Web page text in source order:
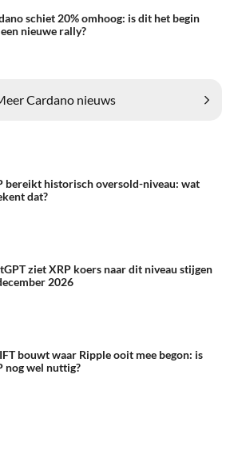
schiet 20% omhoog: is dit het begin
nieuwe rally?
Cardano nieuws
bereikt historisch oversold-niveau: wat
dat?
ziet XRP koers naar dit niveau stijgen
2026
bouwt waar Ripple ooit mee begon: is
nog wel nuttig?